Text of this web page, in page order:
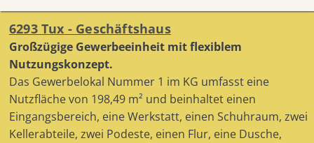
6293 Tux - Geschäftshaus
Großzügige Gewerbeeinheit mit flexiblem
Nutzungskonzept.
Das Gewerbelokal Nummer 1 im KG umfasst eine
Nutzfläche von 198,49 m² und beinhaltet einen
Eingangsbereich, eine Werkstatt, einen Schuhraum, zwei
Kellerabteile, zwei Podeste, einen Flur, eine Dusche,